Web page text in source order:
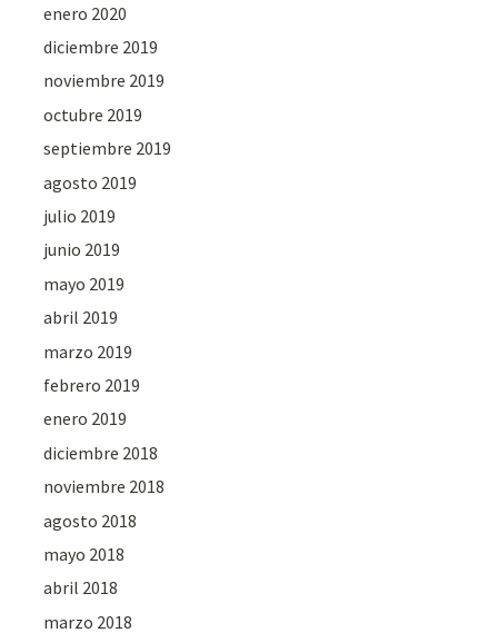
enero 2020
diciembre 2019
noviembre 2019
octubre 2019
septiembre 2019
agosto 2019
julio 2019
junio 2019
mayo 2019
abril 2019
marzo 2019
febrero 2019
enero 2019
diciembre 2018
noviembre 2018
agosto 2018
mayo 2018
abril 2018
marzo 2018